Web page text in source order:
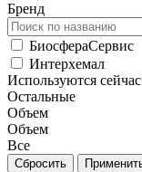
Бренд
БиосфераСервис
Интерхемал
Используются сейчас
Остальные
Объем
Объем
Все